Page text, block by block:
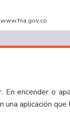
encender o
una aplicación